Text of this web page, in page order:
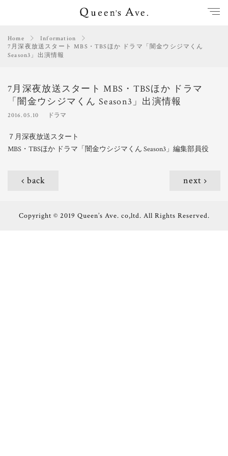
Home
Information
7月深夜放送スタート MBS・TBSほか ドラマ「闇金ウシジマくん
Season3」出演情報
7月深夜放送スタート MBS・TBSほか ドラマ
「闇金ウシジマくん Season3」出演情報
2016.05.10 ドラマ
７月深夜放送スタート
MBS・TBSほか ドラマ「闇金ウシジマくん Season3」編集部員役
back next
Copyright © 2019 Queen’s Ave. co,ltd. All Rights Reserved.